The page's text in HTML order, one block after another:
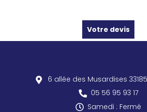
Votre devis
6 allée des Musardises 33185
05 56 95 93 17
Samedi : Fermé